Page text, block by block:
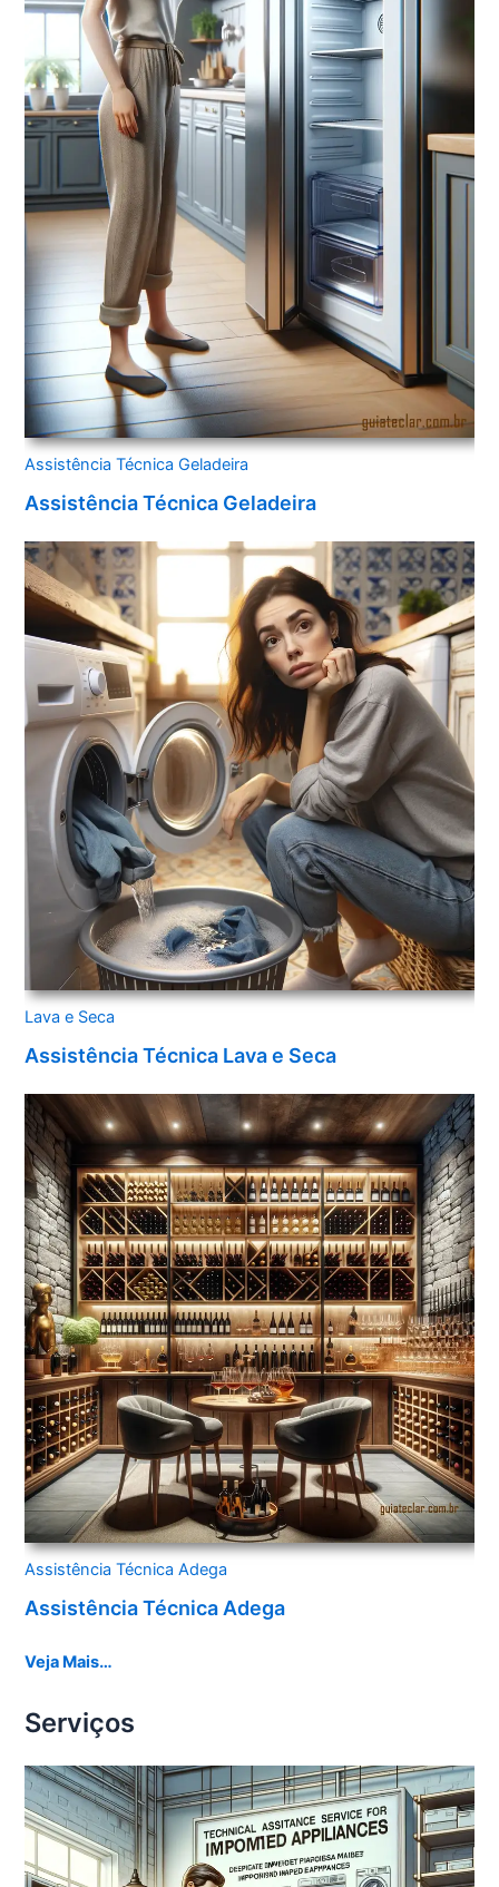
Assistência Técnica Geladeira
Assistência Técnica Geladeira
Lava e Seca
Assistência Técnica Lava e Seca
Assistência Técnica Adega
Assistência Técnica Adega
Veja Mais…
Serviços